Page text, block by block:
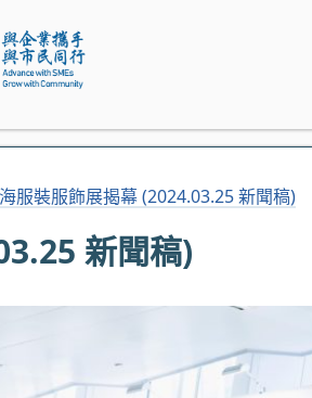
服裝服飾展揭幕 (2024.03.25 新聞稿)
新聞稿)